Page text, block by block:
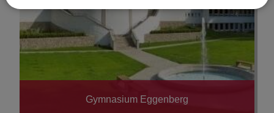
Gymnasium Eggenberg